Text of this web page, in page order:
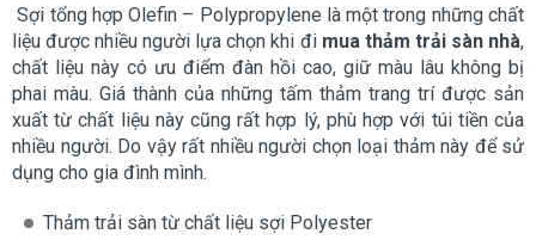
Sợi tổng hợp Olefin – Polypropylene là một trong những chất
liệu được nhiều người lựa chọn khi đimua thảm trải sàn nhà,
chất liệu này có ưu điểm đàn hồi cao, giữ màu lâu không bị
phai màu. Giá thành của những tấm thảm trang trí được sản
xuất từ chất liệu này cũng rất hợp lý, phù hợp với túi tiền của
nhiều người. Do vậy rất nhiều người chọn loại thảm này để sử
dụng cho gia đình mình.
Thảm trải sàn từ chất liệu sợi Polyester